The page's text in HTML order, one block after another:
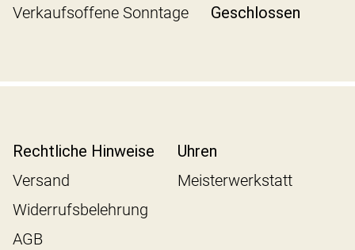
Verkaufsoffene Sonntage
Geschlossen
Rechtliche Hinweise
Versand
Widerrufsbelehrung
AGB
Uhren
Meisterwerkstatt